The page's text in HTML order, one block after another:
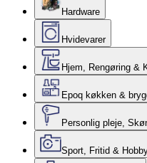
Hardware
Hvidevarer
Hjem, Rengøring &
Epoq køkken &
Personlig pleje,
Sport, Fritid &